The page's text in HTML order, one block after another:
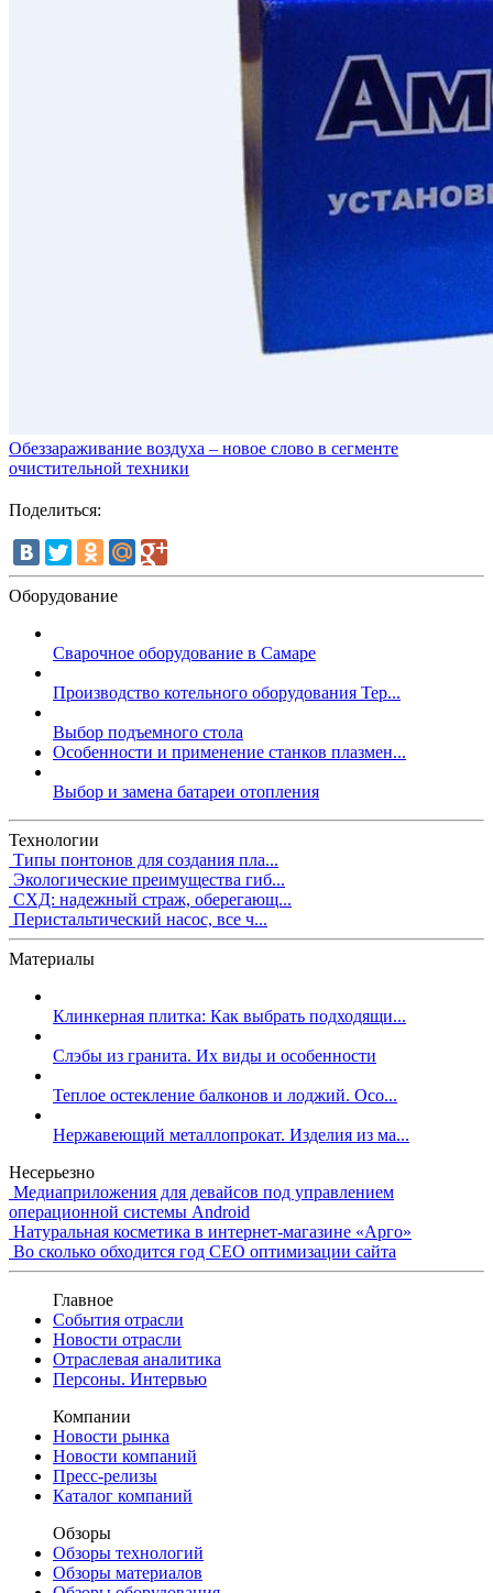
Обеззараживание воздуха – новое слово в сегменте
очистительной техники
Поделиться:
Оборудование
Сварочное оборудование в Самаре
Производство котельного оборудования Тер...
Выбор подъемного стола
Особенности и применение станков плазмен...
Выбор и замена батареи отопления
Технологии
Типы понтонов для создания пла...
Экологические преимущества гиб...
СХД: надежный страж, оберегающ...
Перистальтический насос, все ч...
Материалы
Клинкерная плитка: Как выбрать подходящи...
Слэбы из гранита. Их виды и особенности
Теплое остекление балконов и лоджий. Осо...
Нержавеющий металлопрокат. Изделия из ма...
Несерьезно
Медиаприложения для девайсов под управлением
операционной системы Android
Натуральная косметика в интернет-магазине «Арго»
Во сколько обходится год СЕО оптимизации сайта
Главное
События отрасли
Новости отрасли
Отраслевая аналитика
Персоны. Интервью
Компании
Новости рынка
Новости компаний
Пресс-релизы
Каталог компаний
Обзоры
Обзоры технологий
Обзоры материалов